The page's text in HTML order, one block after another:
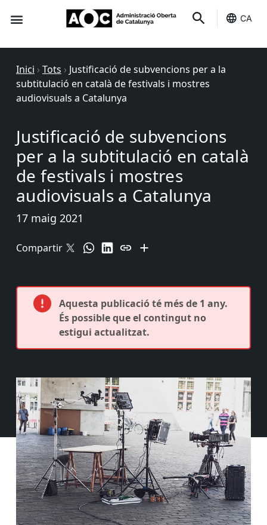
CA
Inici › Tots › Justificació de subvencions per a la
subtitulació en català de festivals i mostres
audiovisuals a Catalunya
Justificació de subvencions
per a la subtitulació en català
de festivals i mostres
audiovisuals a Catalunya
17 maig 2021
Compartir
Aquesta publicació té més de 1 any.
És possible que el contingut no
estigui actualitzat.